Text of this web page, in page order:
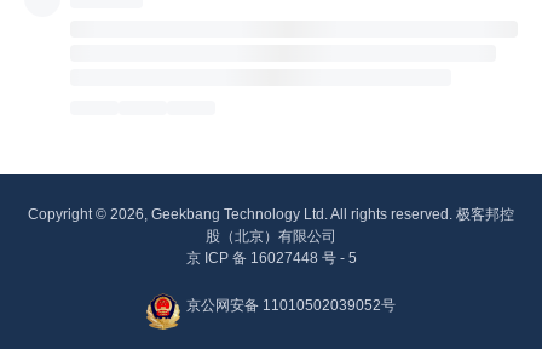
Copyright © 2026, Geekbang Technology Ltd. All rights reserved. 极客邦控
股（北京）有限公司
京 ICP 备 16027448 号 - 5
京公网安备 11010502039052号